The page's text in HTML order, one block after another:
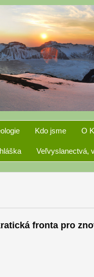
Kdo jsme O
Veľvyslanectvá,
fronta pro